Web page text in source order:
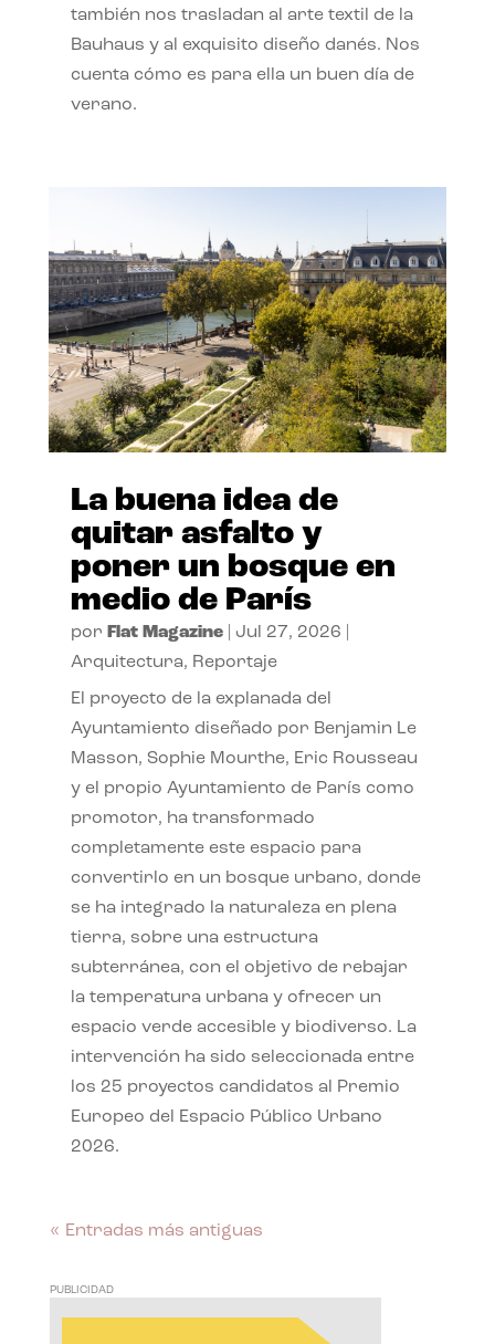
también nos trasladan al arte textil de la
Bauhaus y al exquisito diseño danés. Nos
cuenta cómo es para ella un buen día de
verano.
La buena idea de
quitar asfalto y
poner un bosque en
medio de París
por Flat Magazine| Jul 27, 2026
Arquitectura, Reportaje
El proyecto de la explanada del
Ayuntamiento diseñado por Benjamin Le
Masson, Sophie Mourthe, Eric Rousseau
y el propio Ayuntamiento de París como
promotor, ha transformado
completamente este espacio para
convertirlo en un bosque urbano, donde
se ha integrado la naturaleza en plena
tierra, sobre una estructura
subterránea, con el objetivo de rebajar
la temperatura urbana y ofrecer un
espacio verde accesible y biodiverso. La
intervención ha sido seleccionada entre
los 25 proyectos candidatos al Premio
Europeo del Espacio Público Urbano
2026.
« Entradas más antiguas
PUBLICIDAD